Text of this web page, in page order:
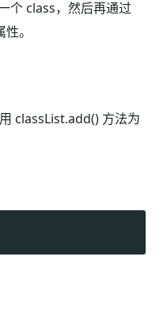
个 class，然后再通过
。
classList.add() 方法为